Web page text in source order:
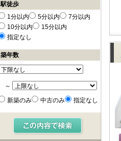
駅徒歩
1分以内
5分以内
7分以内
10分以内
15分以内
指定なし
築年数
～
新築のみ
中古のみ 指定なし